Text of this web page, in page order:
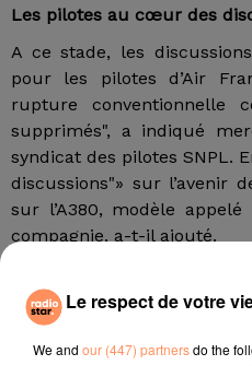
Les pilotes au cœur des
A ce stade, les
pour les pilotes d’Air
rupture conventionnelle
supprimés", a indiqué
syndicat des pilotes SNPL.
discussions"» sur l’avenir
sur l’A380, modèle
compagnie, a-t-il ajouté.
"Un sureffectif de 1 800
hôtesses et stewards,
"environ 1 800 postes"
dans les fonctions
Le respect de votre
We and our (447) partnersdo the